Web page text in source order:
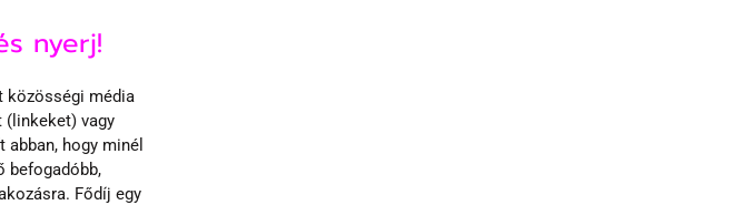
nyerj!
közösségi média
(linkeket) vagy
hogy minél
befogadóbb,
Fődíj egy